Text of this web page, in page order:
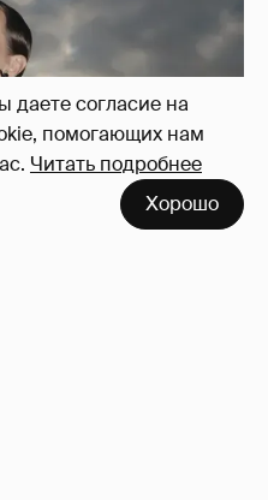
даете согласие на
помогающих нам
Читать подробнее
Хорошо